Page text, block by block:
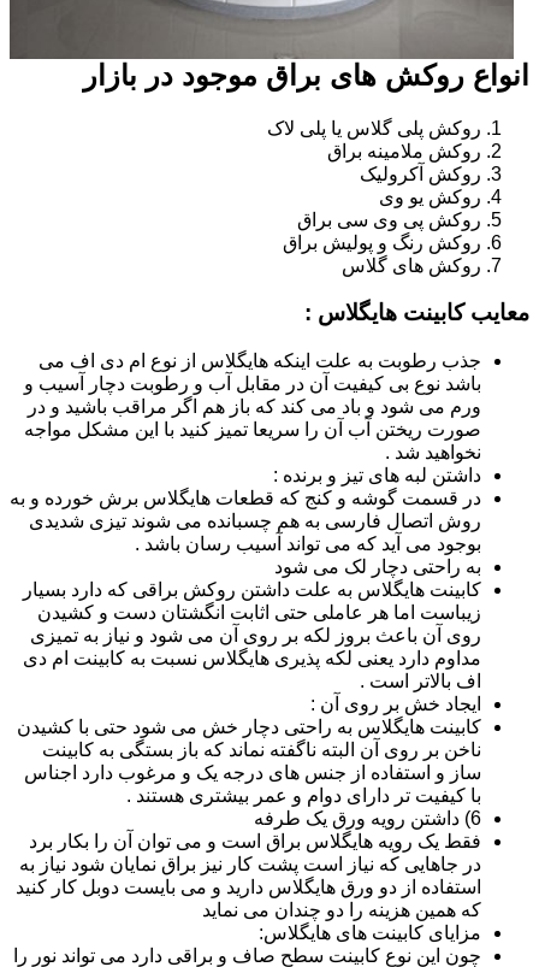
انواع روکش های براق موجود در بازار
روکش پلی گلاس یا پلی لاک
روکش ملامینه براق
روکش آکرولیک
روکش یو وی
روکش پی وی سی براق
روکش رنگ و پولیش براق
روکش های گلاس
معایب کابینت هایگلاس :
جذب رطوبت به علت اینکه هایگلاس از نوع ام دی اف می
باشد نوع بی کیفیت آن در مقابل آب و رطوبت دچار آسیب و
ورم می شود و باد می کند که باز هم اگر مراقب باشید و در
صورت ریختن آب آن را سریعا تمیز کنید با این مشکل مواجه
نخواهید شد .
داشتن لبه های تیز و برنده :
در قسمت گوشه و کنج که قطعات هایگلاس برش خورده و به
روش اتصال فارسی به هم چسبانده می شوند تیزی شدیدی
بوجود می آید که می تواند آسیب رسان باشد .
به راحتی دچار لک می شود
کابینت هایگلاس به علت داشتن روکش براقی که دارد بسیار
زیباست اما هر عاملی حتی اثابت انگشتان دست و کشیدن
روی آن باعث بروز لکه بر روی آن می شود و نیاز به تمیزی
مداوم دارد یعنی لکه پذیری هایگلاس نسبت به کابینت ام دی
اف بالاتر است .
ایجاد خش بر روی آن :
کابینت هایگلاس به راحتی دچار خش می شود حتی با کشیدن
ناخن بر روی آن البته ناگفته نماند که باز بستگی به کابینت
ساز و استفاده از جنس های درجه یک و مرغوب دارد اجناس
با کیفیت تر دارای دوام و عمر بیشتری هستند .
6) داشتن رویه ورق یک طرفه
فقط یک رویه هایگلاس براق است و می توان آن را بکار برد
در جاهایی که نیاز است پشت کار نیز براق نمایان شود نیاز به
استفاده از دو ورق هایگلاس دارید و می بایست دوبل کار کنید
که همین هزینه را دو چندان می نماید
مزایای کابینت های هایگلاس:
چون این نوع کابینت سطح صاف و براقی دارد می تواند نور را